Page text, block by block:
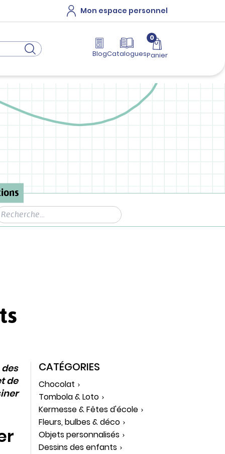
de
CATÉGORIES
Chocolat
Tombola & Loto
Kermesse & Fêtes d'école
Fleurs, bulbes & déco
Objets personnalisés
Dessins des enfants
Mon espace personnel
BlogCatalogues
0
Panier